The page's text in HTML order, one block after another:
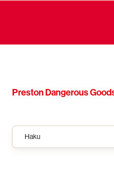
Preston Dangerous